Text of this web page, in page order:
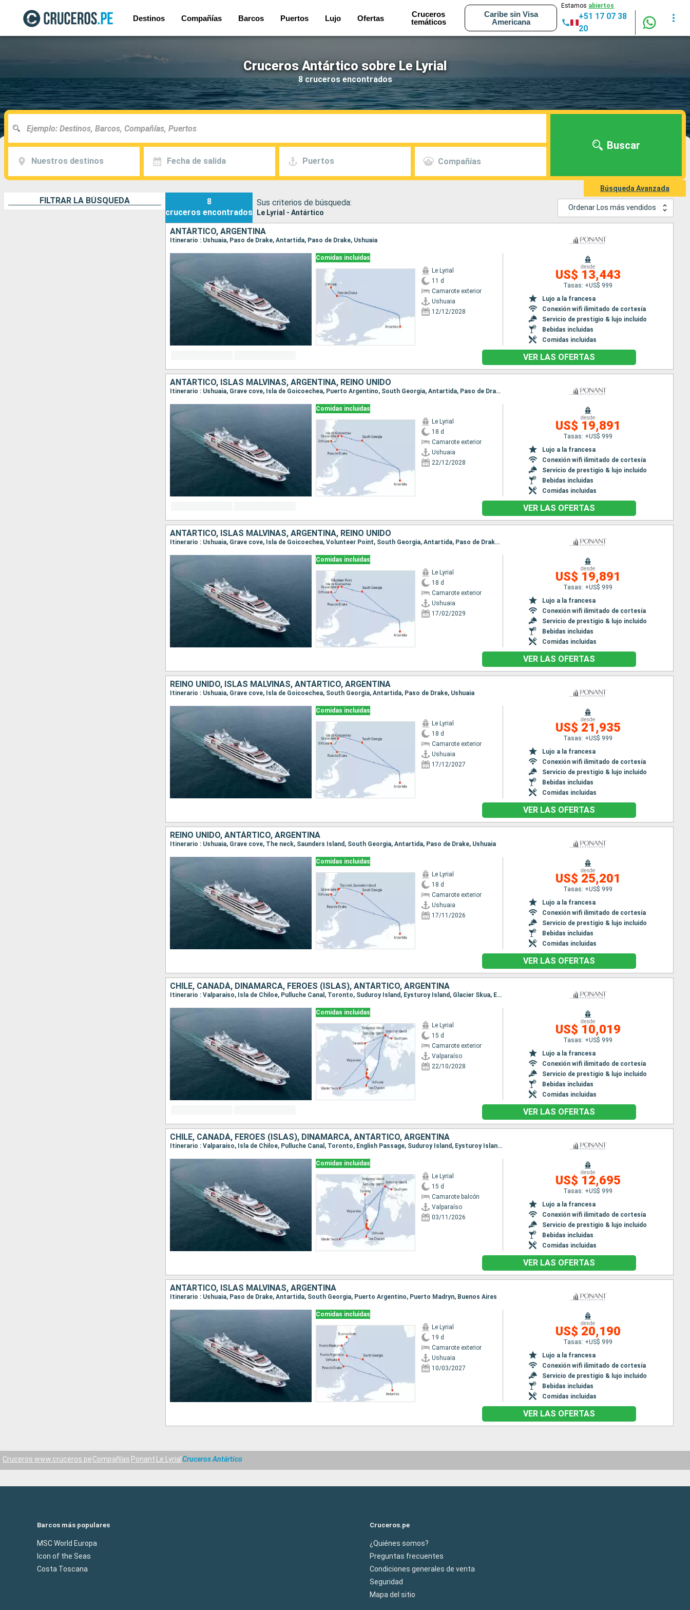
Destinos Compañías Barcos Puertos Lujo Ofertas
Cruceros
temáticos
Caribe sin Visa
Americana
Estamos abiertos
+51 17 07 38
20
Cruceros Antártico sobre Le Lyrial
8 cruceros encontrados
Nuestros destinos Fecha de salida Puertos Compañías
Buscar
Búsqueda Avanzada
FILTRAR LA BÚSQUEDA
8
cruceros encontrados
Sus criterios de búsqueda:
Le Lyrial - Antártico
Ordenar Los más vendidos
ANTÁRTICO, ARGENTINA
Itinerario : Ushuaia, Paso de Drake, Antartida, Paso de Drake, Ushuaia
Comidas incluidas
Le Lyrial
11 d
Camarote exterior
Ushuaia
12/12/2028
desde
US$ 13,443
Tasas: +US$ 999
Lujo a la francesa
Conexión wifi ilimitado de cortesía
Servicio de prestigio & lujo incluido
Bebidas incluidas
Comidas incluidas
VER LAS OFERTAS
ANTÁRTICO, ISLAS MALVINAS, ARGENTINA, REINO UNIDO
Itinerario : Ushuaia, Grave cove, Isla de Goicoechea, Puerto Argentino, South Georgia, Antartida, Paso de Drake, Ushuaia
Comidas incluidas
Le Lyrial
18 d
Camarote exterior
Ushuaia
22/12/2028
desde
US$ 19,891
Tasas: +US$ 999
Lujo a la francesa
Conexión wifi ilimitado de cortesía
Servicio de prestigio & lujo incluido
Bebidas incluidas
Comidas incluidas
VER LAS OFERTAS
ANTÁRTICO, ISLAS MALVINAS, ARGENTINA, REINO UNIDO
Itinerario : Ushuaia, Grave cove, Isla de Goicoechea, Volunteer Point, South Georgia, Antartida, Paso de Drake, Ushuaia
Comidas incluidas
Le Lyrial
18 d
Camarote exterior
Ushuaia
17/02/2029
desde
US$ 19,891
Tasas: +US$ 999
Lujo a la francesa
Conexión wifi ilimitado de cortesía
Servicio de prestigio & lujo incluido
Bebidas incluidas
Comidas incluidas
VER LAS OFERTAS
REINO UNIDO, ISLAS MALVINAS, ANTÁRTICO, ARGENTINA
Itinerario : Ushuaia, Grave cove, Isla de Goicoechea, South Georgia, Antartida, Paso de Drake, Ushuaia
Comidas incluidas
Le Lyrial
18 d
Camarote exterior
Ushuaia
17/12/2027
desde
US$ 21,935
Tasas: +US$ 999
Lujo a la francesa
Conexión wifi ilimitado de cortesía
Servicio de prestigio & lujo incluido
Bebidas incluidas
Comidas incluidas
VER LAS OFERTAS
REINO UNIDO, ANTÁRTICO, ARGENTINA
Itinerario : Ushuaia, Grave cove, The neck, Saunders Island, South Georgia, Antartida, Paso de Drake, Ushuaia
Comidas incluidas
Le Lyrial
18 d
Camarote exterior
Ushuaia
17/11/2026
desde
US$ 25,201
Tasas: +US$ 999
Lujo a la francesa
Conexión wifi ilimitado de cortesía
Servicio de prestigio & lujo incluido
Bebidas incluidas
Comidas incluidas
VER LAS OFERTAS
CHILE, CANADÁ, DINAMARCA, FÉROES (ISLAS), ANTÁRTICO, ARGENTINA
Itinerario : Valparaíso, Isla de Chiloe, Pulluche Canal, Toronto, Suduroy Island, Eysturoy Island, Glacier Skua, Estero Las Montanas, Magallanes (Estrecho), Gudhjem, Islas Tuckers, Streymoy Island, Îles Charcot, Puerto Williams, Ushuaia
Comidas incluidas
Le Lyrial
15 d
Camarote exterior
Valparaíso
22/10/2028
desde
US$ 10,019
Tasas: +US$ 999
Lujo a la francesa
Conexión wifi ilimitado de cortesía
Servicio de prestigio & lujo incluido
Bebidas incluidas
Comidas incluidas
VER LAS OFERTAS
CHILE, CANADÁ, FÉROES (ISLAS), DINAMARCA, ANTÁRTICO, ARGENTINA
Itinerario : Valparaíso, Isla de Chiloe, Pulluche Canal, Toronto, English Passage, Suduroy Island, Eysturoy Island, Glacier Skua, Estero Las Montanas, Magallanes (Estrecho), Gudhjem, Islas Tuckers, Streymoy Island, Îles Charcot, Puerto Williams, Ushuaia
Comidas incluidas
Le Lyrial
15 d
Camarote balcón
Valparaíso
03/11/2026
desde
US$ 12,695
Tasas: +US$ 999
Lujo a la francesa
Conexión wifi ilimitado de cortesía
Servicio de prestigio & lujo incluido
Bebidas incluidas
Comidas incluidas
VER LAS OFERTAS
ANTÁRTICO, ISLAS MALVINAS, ARGENTINA
Itinerario : Ushuaia, Paso de Drake, Antartida, South Georgia, Puerto Argentino, Puerto Madryn, Buenos Aires
Comidas incluidas
Le Lyrial
19 d
Camarote exterior
Ushuaia
10/03/2027
desde
US$ 20,190
Tasas: +US$ 999
Lujo a la francesa
Conexión wifi ilimitado de cortesía
Servicio de prestigio & lujo incluido
Bebidas incluidas
Comidas incluidas
VER LAS OFERTAS
Cruceros www.cruceros.peCompañías Ponant Le Lyrial Cruceros Antártico
Barcos más populares
MSC World Europa
Icon of the Seas
Costa Toscana
Cruceros.pe
¿Quiénes somos?
Preguntas frecuentes
Condiciones generales de venta
Seguridad
Mapa del sitio